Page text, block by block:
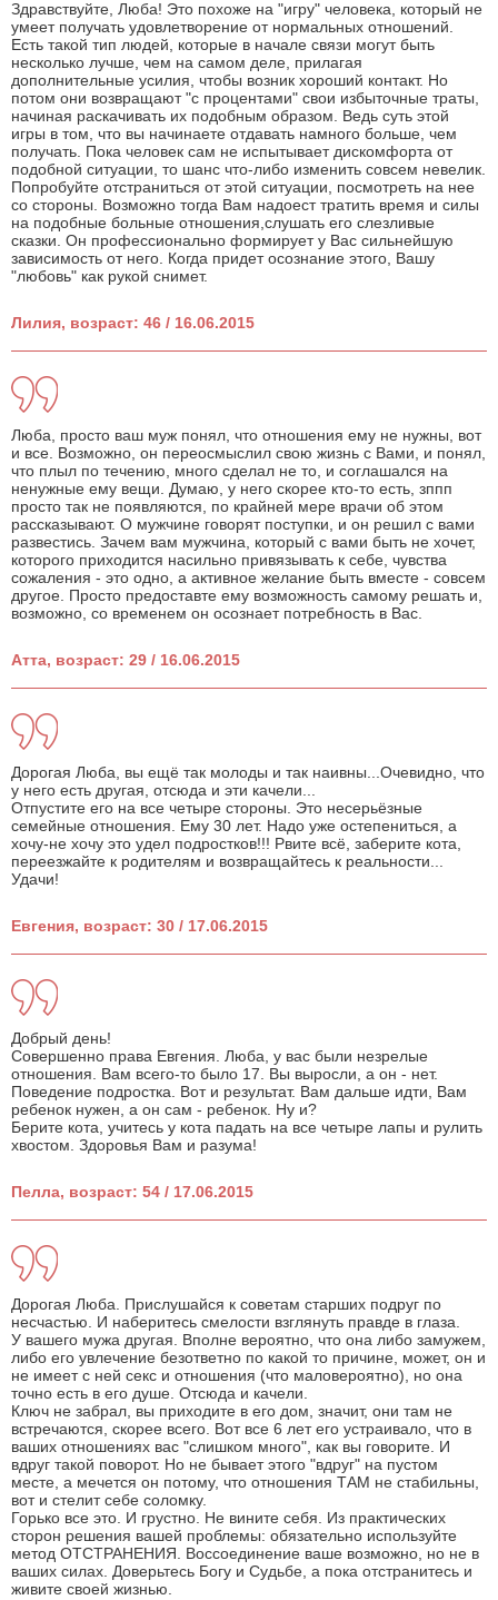
Здравствуйте, Люба! Это похоже на "игру" человека, который не
умеет получать удовлетворение от нормальных отношений.
Есть такой тип людей, которые в начале связи могут быть
несколько лучше, чем на самом деле, прилагая
дополнительные усилия, чтобы возник хороший контакт. Но
потом они возвращают "с процентами" свои избыточные траты,
начиная раскачивать их подобным образом. Ведь суть этой
игры в том, что вы начинаете отдавать намного больше, чем
получать. Пока человек сам не испытывает дискомфорта от
подобной ситуации, то шанс что-либо изменить совсем невелик.
Попробуйте отстраниться от этой ситуации, посмотреть на нее
со стороны. Возможно тогда Вам надоест тратить время и силы
на подобные больные отношения,слушать его слезливые
сказки. Он профессионально формирует у Вас сильнейшую
зависимость от него. Когда придет осознание этого, Вашу
"любовь" как рукой снимет.
Лилия, возраст: 46 / 16.06.2015
Люба, просто ваш муж понял, что отношения ему не нужны, вот
и все. Возможно, он переосмыслил свою жизнь с Вами, и понял,
что плыл по течению, много сделал не то, и соглашался на
ненужные ему вещи. Думаю, у него скорее кто-то есть, зппп
просто так не появляются, по крайней мере врачи об этом
рассказывают. О мужчине говорят поступки, и он решил с вами
развестись. Зачем вам мужчина, который с вами быть не хочет,
которого приходится насильно привязывать к себе, чувства
сожаления - это одно, а активное желание быть вместе - совсем
другое. Просто предоставте ему возможность самому решать и,
возможно, со временем он осознает потребность в Вас.
Атта, возраст: 29 / 16.06.2015
Дорогая Люба, вы ещё так молоды и так наивны...Очевидно, что
у него есть другая, отсюда и эти качели...
Отпустите его на все четыре стороны. Это несерьёзные
семейные отношения. Ему 30 лет. Надо уже остепениться, а
хочу-не хочу это удел подростков!!! Рвите всё, заберите кота,
переезжайте к родителям и возвращайтесь к реальности...
Удачи!
Евгения, возраст: 30 / 17.06.2015
Добрый день!
Совершенно права Евгения. Люба, у вас были незрелые
отношения. Вам всего-то было 17. Вы выросли, а он - нет.
Поведение подростка. Вот и результат. Вам дальше идти, Вам
ребенок нужен, а он сам - ребенок. Ну и?
Берите кота, учитесь у кота падать на все четыре лапы и рулить
хвостом. Здоровья Вам и разума!
Пелла, возраст: 54 / 17.06.2015
Дорогая Люба. Прислушайся к советам старших подруг по
несчастью. И наберитесь смелости взглянуть правде в глаза.
У вашего мужа другая. Вполне вероятно, что она либо замужем,
либо его увлечение безответно по какой то причине, может, он и
не имеет с ней секс и отношения (что маловероятно), но она
точно есть в его душе. Отсюда и качели.
Ключ не забрал, вы приходите в его дом, значит, они там не
встречаются, скорее всего. Вот все 6 лет его устраивало, что в
ваших отношениях вас "слишком много", как вы говорите. И
вдруг такой поворот. Но не бывает этого "вдруг" на пустом
месте, а мечется он потому, что отношения ТАМ не стабильны,
вот и стелит себе соломку.
Горько все это. И грустно. Не вините себя. Из практических
сторон решения вашей проблемы: обязательно используйте
метод ОТСТРАНЕНИЯ. Воссоединение ваше возможно, но не в
ваших силах. Доверьтесь Богу и Судьбе, а пока отстранитесь и
живите своей жизнью.